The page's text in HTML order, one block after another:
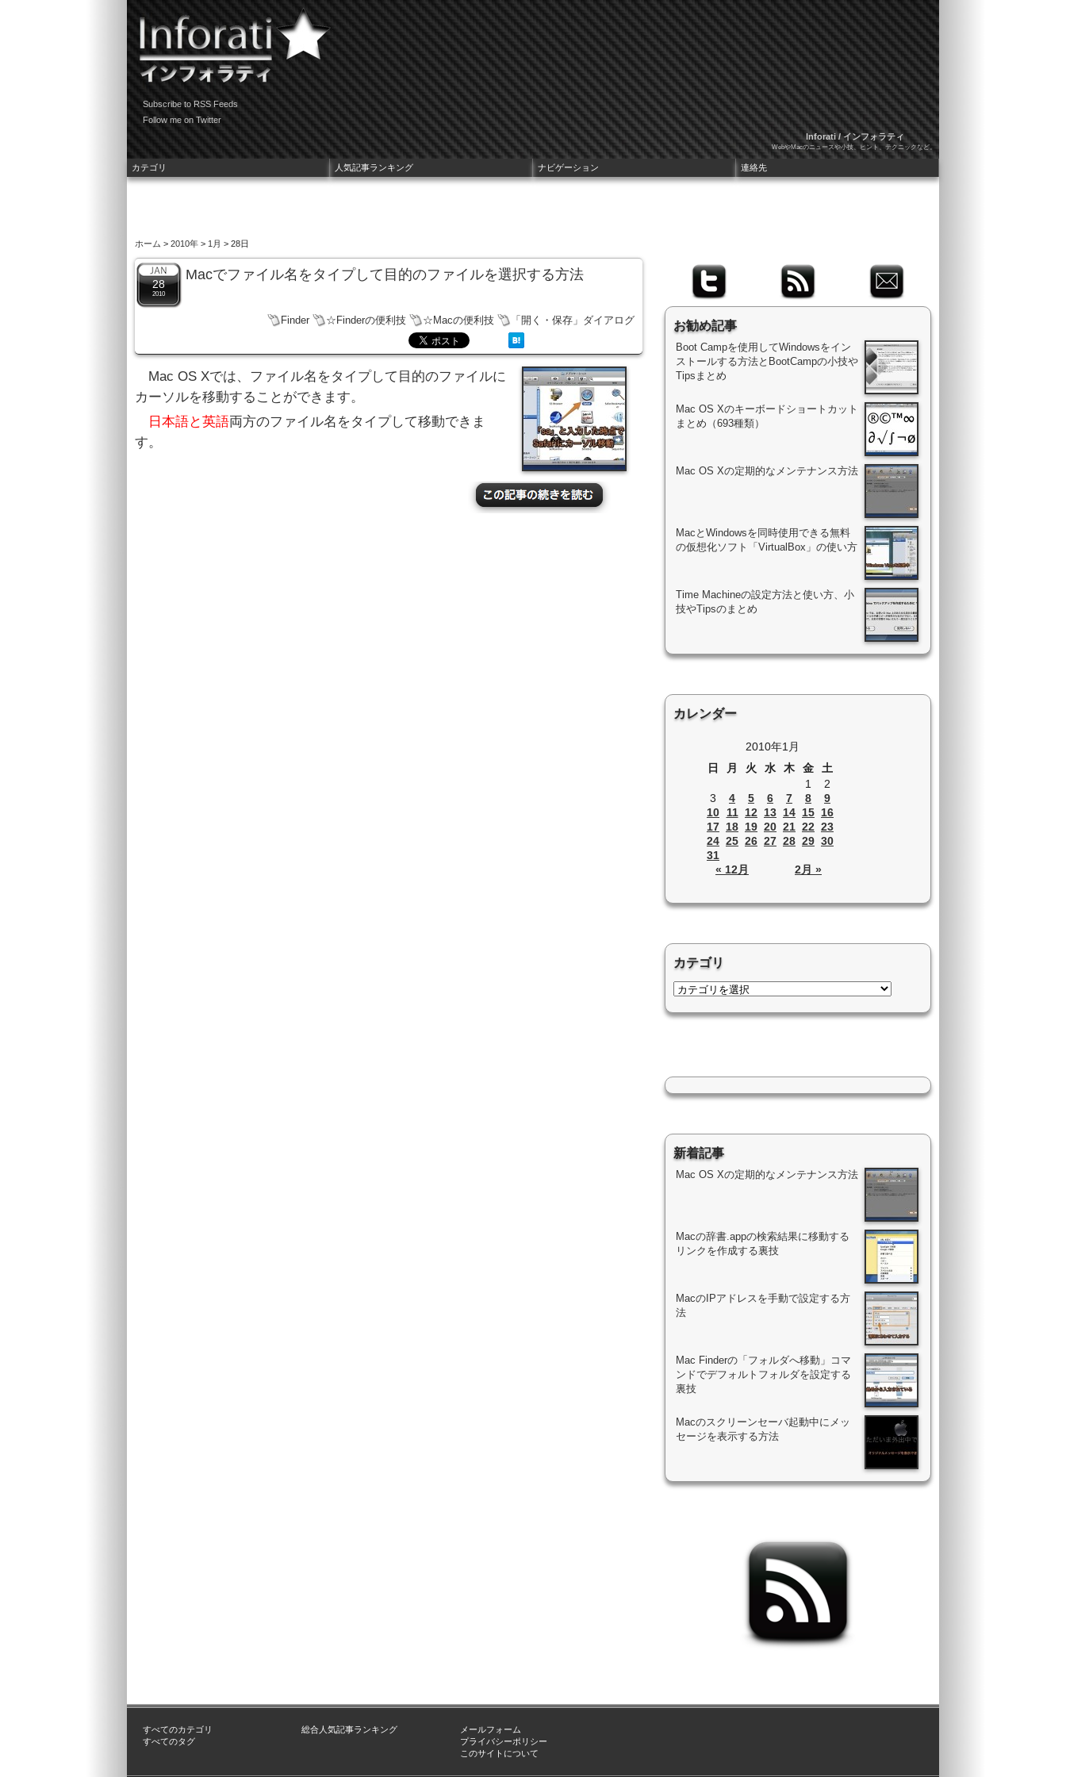
Inforati / インフォラティ
WebやMacのニュースや小技、ヒント、テクニックなど。
Subscribe to RSS Feeds
Follow me on Twitter
ホーム > 2010年 > 1月 > 28日
28
2010
Macでファイル名をタイプして目的のファイルを選択する方法
Finder ☆Finderの便利技 ☆Macの便利技 「開く・保存」ダイアログ
Mac OS Xでは、ファイル名をタイプして目的のファイルに
カーソルを移動することができます。
日本語と英語両方のファイル名をタイプして移動できま
す。
お勧め記事
Boot Campを使用してWindowsをイン
ストールする方法とBootCampの小技や
Tipsまとめ
Mac OS Xのキーボードショートカット
まとめ（693種類）
Mac OS Xの定期的なメンテナンス方法
MacとWindowsを同時使用できる無料
の仮想化ソフト「VirtualBox」の使い方
Time Machineの設定方法と使い方、小
技やTipsのまとめ
カレンダー
2010年1月
日
月 火 水 木 金 土
« 12月 2月 »
1
2
3
4 5 6 7 8
9
10
11 12 13 14 15 16
17 18 19 20 21 22 23
24 25 26 27 28 29 30
31
カテゴリ
新着記事
Mac OS Xの定期的なメンテナンス方法
Macの辞書.appの検索結果に移動する
リンクを作成する裏技
MacのIPアドレスを手動で設定する方
法
Mac Finderの「フォルダへ移動」コマ
ンドでデフォルトフォルダを設定する
裏技
Macのスクリーンセーバ起動中にメッ
セージを表示する方法
カテゴリ 人気記事ランキング ナビゲーション 連絡先
すべてのカテゴリ
すべてのタグ
総合人気記事ランキング
メールフォーム
プライバシーポリシー
このサイトについて